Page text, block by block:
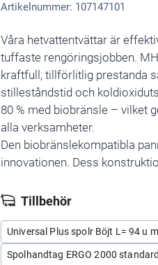
Artikelnummer: 107147101
Våra hetvattentvättar är
tuffaste rengöringsjobben.
kraftfull, tillförlitlig prestanda
stilleståndstid och
80 % med biobränsle – vilket
alla verksamheter.
Den biobränslekompatibla
innovationen. Dess
Tillbehör
Universal Plus spolr Böjt L= 94 u
Spolhandtag ERGO 2000 standard